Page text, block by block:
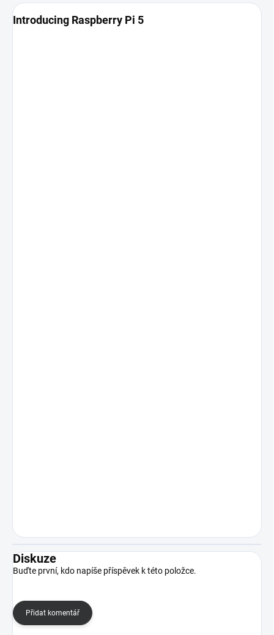
Introducing Raspberry Pi 5
Diskuze
Buďte první, kdo napíše příspěvek k této položce.
Přidat komentář